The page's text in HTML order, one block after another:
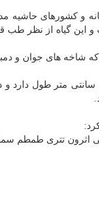
و کشورهای حاشیه
این گیاه از نظر
گل های این گیاه، حنایی رنگ است
اثرون تتری طمطم